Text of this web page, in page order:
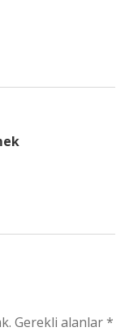
Gerekli alanlar*